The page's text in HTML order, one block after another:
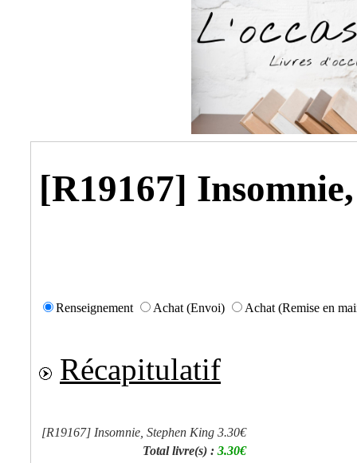
[R19167]
Renseignement Achat (Envoi) Achat (Remise en
Récapitulatif
[R19167] Insomnie, Stephen King 3.30€
Total livre(s) : 3.30€